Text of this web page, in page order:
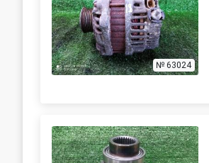
№ 63024